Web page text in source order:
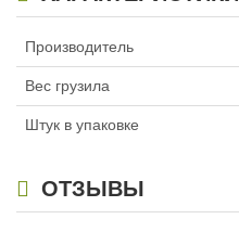
разборная 12 г (10 шт)
124
Вес грузила:12 г
Производитель
Вес грузила
Штук в упаковке
ОТЗЫВЫ